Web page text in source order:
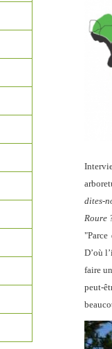
dites-
Roure
D’où
faire
peut-